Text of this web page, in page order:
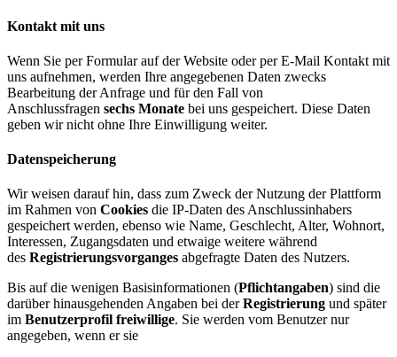
Kontakt mit uns
Wenn Sie per Formular auf der Website oder per E-Mail Kontakt mit
uns aufnehmen, werden Ihre angegebenen Daten zwecks
Bearbeitung der Anfrage und für den Fall von
Anschlussfragen sechs Monate bei uns gespeichert. Diese Daten
geben wir nicht ohne Ihre Einwilligung weiter.
Datenspeicherung
Wir weisen darauf hin, dass zum Zweck der Nutzung der Plattform
im Rahmen von Cookies die IP-Daten des Anschlussinhabers
gespeichert werden, ebenso wie Name, Geschlecht, Alter, Wohnort,
Interessen, Zugangsdaten und etwaige weitere während
des Registrierungsvorganges abgefragte Daten des Nutzers.
Bis auf die wenigen Basisinformationen (Pflichtangaben) sind die
darüber hinausgehenden Angaben bei derRegistrierung und später
im Benutzerprofil freiwillige. Sie werden vom Benutzer nur
angegeben, wenn er sie